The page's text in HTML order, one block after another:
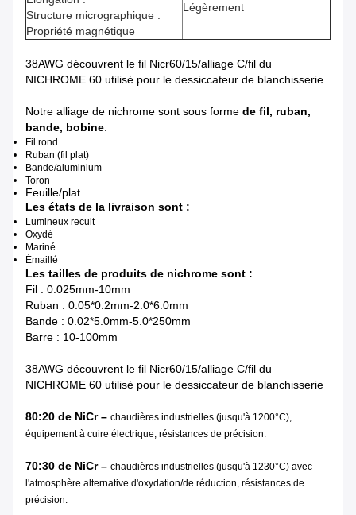
Structure micrographique :
Propriété magnétique
Légèrement
38AWG découvrent le fil Nicr60/15/alliage C/fil du
NICHROME 60 utilisé pour le dessiccateur de blanchisserie
Notre alliage de nichrome sont sous forme de fil, ruban,
bande, bobine.
Fil rond
Ruban (fil plat)
Bande/aluminium
Toron
Feuille/plat
Les états de la livraison sont :
Lumineux recuit
Oxydé
Mariné
Émaillé
Les tailles de produits de nichrome sont :
Fil : 0.025mm-10mm
Ruban : 0.05*0.2mm-2.0*6.0mm
Bande : 0.02*5.0mm-5.0*250mm
Barre : 10-100mm
38AWG découvrent le fil Nicr60/15/alliage C/fil du
NICHROME 60 utilisé pour le dessiccateur de blanchisserie
80:20 de NiCr – chaudières industrielles (jusqu'à 1200°C),
équipement à cuire électrique, résistances de précision.
70:30 de NiCr – chaudières industrielles (jusqu'à 1230°C) avec
l'atmosphère alternative d'oxydation/de réduction, résistances de
précision.